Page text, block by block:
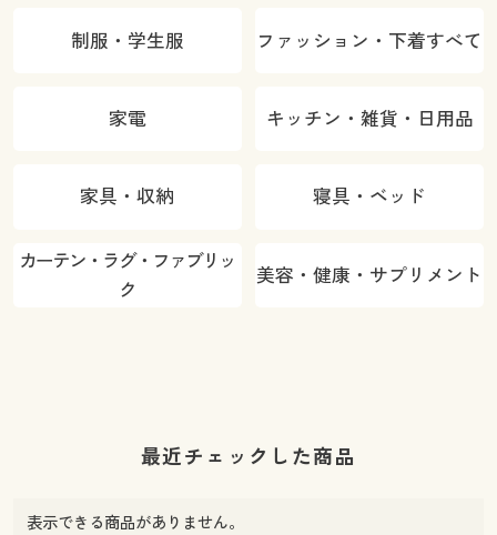
制服・学生服 ファッション・下着すべて
家電 キッチン・雑貨・日用品
家具・収納 寝具・ベッド
カーテン・ラグ・ファブリッ
ク
美容・健康・サプリメント
最近チェックした商品
表示できる商品がありません。